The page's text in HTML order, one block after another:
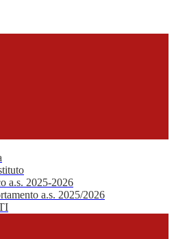
a.s. 2025-2026
a.s. 2025/2026